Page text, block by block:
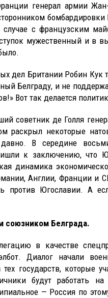
генерал армии
с французским
мужественный и в
дел Британии Робин Кук
Белграду, и не
Вот так делается
советник де Голля
раскрыл некоторые
В середине
к заключению, что
динамика
Англии, Франции и
против Югославии. А
союзником Белграда.
в качестве
Диалог начали
государств, которые
будут работать
— Россия по